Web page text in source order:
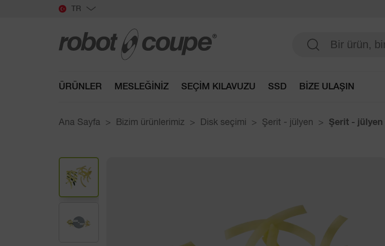
TR
ÜRÜNLER MESLEĞINIZ SEÇIM KILAVUZU SSD BİZE ULAŞIN
Ana Sayfa Bizim ürünlerimiz Disk seçimi Şerit - jülyen Şerit - jülyen
Seçim kılavuzuna erişim